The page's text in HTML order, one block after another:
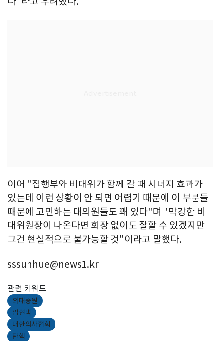
이어 "집행부와 비대위가 함께 갈 때 시너지 효과가
있는데 이런 상황이 안 되면 어렵기 때문에 이 부분들
때문에 고민하는 대의원들도 꽤 있다"며 "막강한 비
대위원장이 나온다면 회장 없이도 잘할 수 있겠지만
그건 현실적으로 불가능할 것"이라고 말했다.
sssunhue@news1.kr
관련 키워드
의대증원
임현택
대한의사협회
탄핵